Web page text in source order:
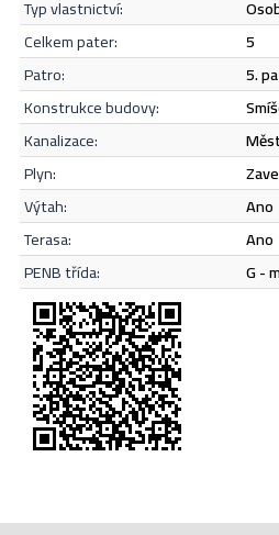
typ vlastnictví:
celkem pater:
5
patro:
5.
konstrukce budovy:
kanalizace:
plyn:
výtah:
Ano
terasa:
Ano
PENB třída:
G